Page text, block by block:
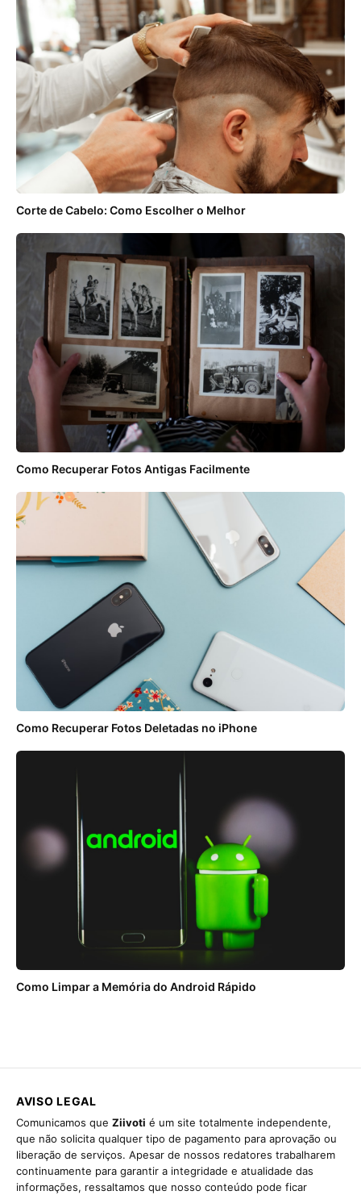
Corte de Cabelo: Como Escolher o Melhor
Como Recuperar Fotos Antigas Facilmente
Como Recuperar Fotos Deletadas no iPhone
Como Limpar a Memória do Android Rápido
AVISO LEGAL
Comunicamos que Ziivoti é um site totalmente independente,
que não solicita qualquer tipo de pagamento para aprovação ou
liberação de serviços. Apesar de nossos redatores trabalharem
continuamente para garantir a integridade e atualidade das
informações, ressaltamos que nosso conteúdo pode ficar